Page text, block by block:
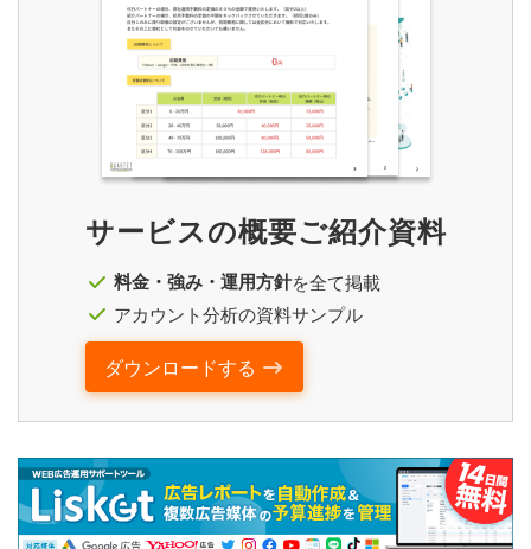
サービスの概要ご紹介資料
料金・強み・運用方針を全て掲載
アカウント分析の資料サンプル
ダウンロードする